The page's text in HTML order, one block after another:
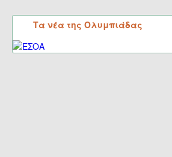
Τα νέα της Ολυμπιάδας